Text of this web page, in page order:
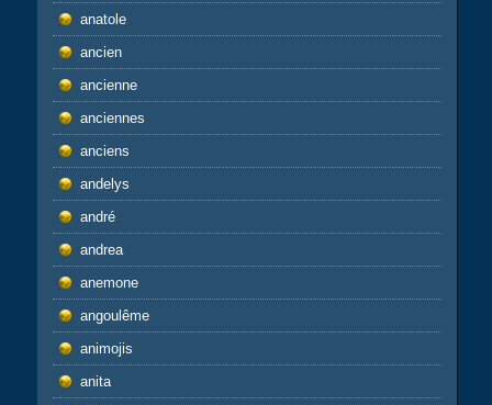
anatole
ancien
ancienne
anciennes
anciens
andelys
andré
andrea
anemone
angoulême
animojis
anita